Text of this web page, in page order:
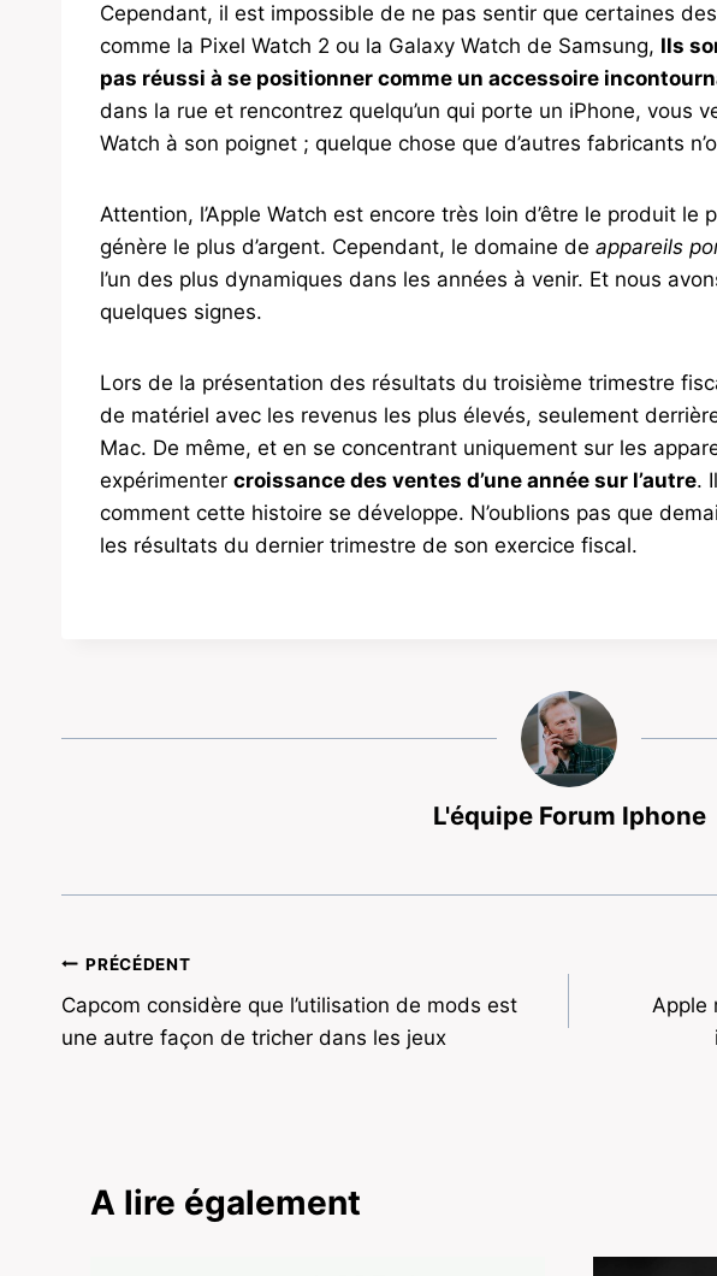
Cependant, il est impossible de ne pas sentir que certaines
comme la Pixel Watch 2 ou la Galaxy Watch de Samsung, Ils
pas réussi à se positionner comme un accessoire
dans la rue et rencontrez quelqu’un qui porte un iPhone, vous
Watch à son poignet ; quelque chose que d’autres fabricants
Attention, l’Apple Watch est encore très loin d’être le produit le
génère le plus d’argent. Cependant, le domaine de appareils
l’un des plus dynamiques dans les années à venir. Et nous
quelques signes.
Lors de la présentation des résultats du troisième trimestre
de matériel avec les revenus les plus élevés, seulement
Mac. De même, et en se concentrant uniquement sur les
expérimenter croissance des ventes d’une année sur l’autre.
comment cette histoire se développe. N’oublions pas que
les résultats du dernier trimestre de son exercice fiscal.
L'équipe Forum Iphone
Navigation
de
PRÉCÉDENT
Capcom considère que l’utilisation de mods est
une autre façon de tricher dans les jeux
Apple
A lire également